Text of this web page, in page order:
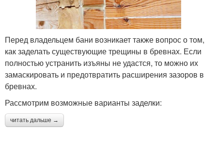
Перед владельцем бани возникает также вопрос о том,
как заделать существующие трещины в бревнах. Если
полностью устранить изъяны не удастся, то можно их
замаскировать и предотвратить расширения зазоров в
бревнах.
Рассмотрим возможные варианты заделки:
читать дальше →